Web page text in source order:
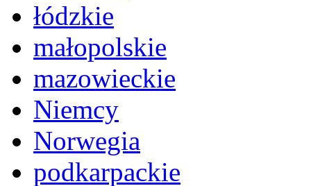
łódzkie
małopolskie
mazowieckie
Niemcy
Norwegia
podkarpackie